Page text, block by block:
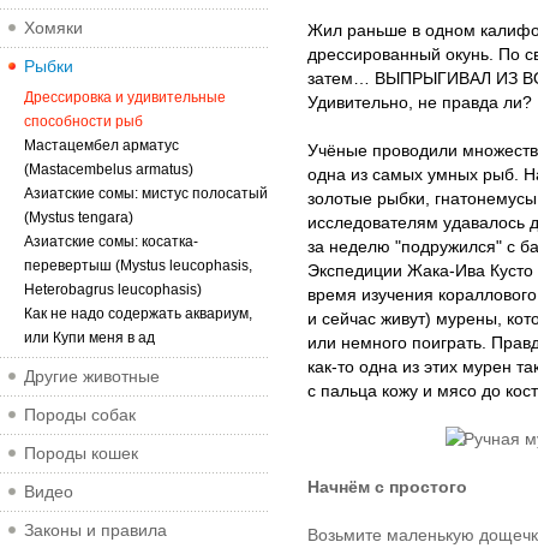
Хомяки
Рыбки
Дрессировка и удивительные
способности рыб
Мастацембел арматус
(Mastacembelus armatus)
Азиатские сомы: мистус полосатый
(Mystus tengara)
Азиатские сомы: косатка-
перевертыш (Mystus leucophasis,
Heterobagrus leucophasis)
Как не надо содержать аквариум,
или Купи меня в ад
Другие животные
Породы собак
Породы кошек
Видео
Законы и правила
Жил раньше в одном
дрессированный окунь. По
затем… ВЫПРЫГИВАЛ ИЗ
Удивительно, не правда ли?
Учёные проводили
одна из самых умных рыб.
золотые рыбки,
исследователям удавалось
за неделю "подружился" с
Экспедиции Жака-Ива Кусто
время изучения
и сейчас живут) мурены,
или немного поиграть.
как-то одна из этих мурен
с пальца кожу и мясо до
Начнём с простого
Возьмите маленькую